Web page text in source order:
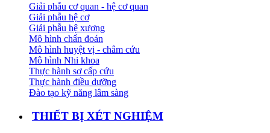
Giải phẫu cơ quan - hệ cơ quan
Giải phẫu hệ cơ
Giải phẫu hệ xương
Mô hình chẩn đoán
Mô hình huyệt vị - châm cứu
Mô hình Nhi khoa
Thực hành sơ cấp cứu
Thực hành điều dưỡng
Đào tạo kỹ năng lâm sàng
THIẾT BỊ XÉT NGHIỆM